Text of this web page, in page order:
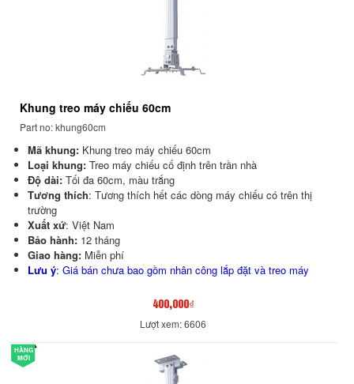
Khung treo máy chiếu 60cm
Part no: khung60cm
Mã khung: Khung treo máy chiếu 60cm
Loại khung: Treo máy chiếu cố định trên trần nhà
Độ dài: Tối đa 60cm, màu trắng
Tương thích: Tương thích hết các dòng máy chiếu có trên thị
trường
Xuất xứ: Việt Nam
Bảo hành: 12 tháng
Giao hàng: Miễn phí
Lưu ý: Giá bán chưa bao gồm nhân công lắp đặt và treo máy
400,000₫
Lượt xem: 6606
HÀNG
MỚI